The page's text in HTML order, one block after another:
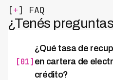
[+] FAQ
¿Tenés
[01]
¿Qué tasa de
en cartera de
crédito?